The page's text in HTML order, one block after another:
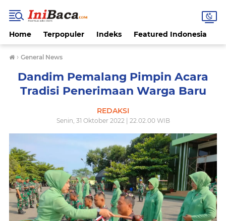
Home Terpopuler Indeks Featured Indonesia
› General News
Dandim Pemalang Pimpin Acara
Tradisi Penerimaan Warga Baru
REDAKSI
Senin, 31 Oktober 2022 | 22.02.00 WIB